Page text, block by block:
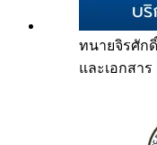
ทนายจิรศักดิ์
และเอกสาร